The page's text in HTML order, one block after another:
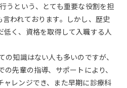
うという、とても重要な役割を担
われております。しかし、歴史
く、資格を取得して入職する人
の知識はない人も多いのですが、
先輩の指導、サポートにより、
レンジでき、また早期に診療科